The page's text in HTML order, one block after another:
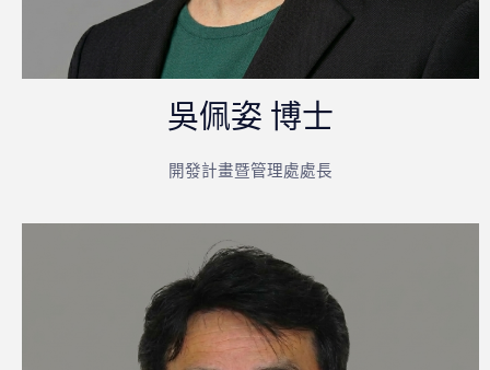
吳佩姿 博士
開發計畫暨管理處處長